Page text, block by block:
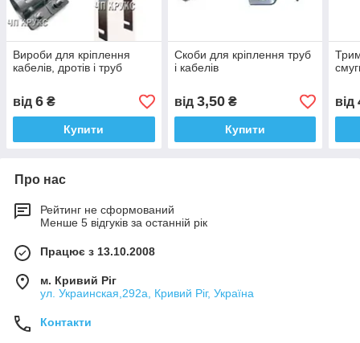
Вироби для кріплення
кабелів, дротів і труб
від 6 ₴
Купити
Скоби для кріплення труб
і кабелів
від 3,50₴
Купити
від
Про нас
Рейтинг не сформований
Менше 5 відгуків за останній рік
Працює з 13.10.2008
м. Кривий Ріг
ул. Украинская,292а, Кривий Ріг, Україна
Контакти